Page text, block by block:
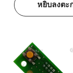
หยิบลงตะ